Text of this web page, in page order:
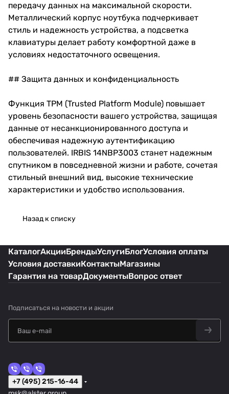
передачу данных на максимальной скорости.
Металлический корпус ноутбука подчеркивает
стиль и надежность устройства, а подсветка
клавиатуры делает работу комфортной даже в
условиях недостаточного освещения.
## Защита данных и конфиденциальность
Функция TPM (Trusted Platform Module) повышает
уровень безопасности вашего устройства, защищая
данные от несанкционированного доступа и
обеспечивая надежную аутентификацию
пользователей. IRBIS 14NBP3003 станет надежным
спутником в повседневной жизни и работе, сочетая
стильный внешний вид, высокие технические
характеристики и удобство использования.
Назад к списку
КаталогАкцииБрендыУслугиБлогУсловия оплаты
Условия доставкиКонтактыМагазины
Гарантия на товарДокументыВопрос ответ
Подписаться на новости и акции
+7 (495) 215-16-44